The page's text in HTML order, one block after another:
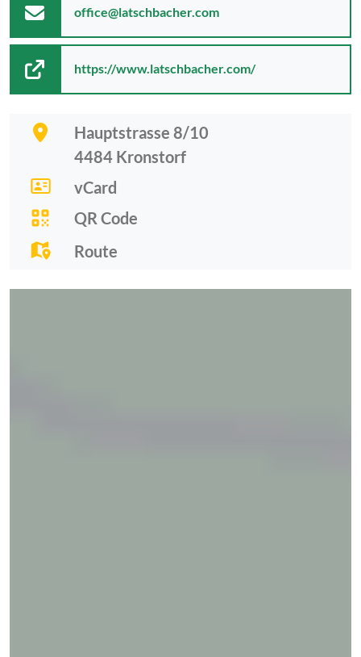
Hauptstrasse 8/10
4484 Kronstorf
vCard
QR Code
Route
office@latschbacher.com
https://www.latschbacher.com/